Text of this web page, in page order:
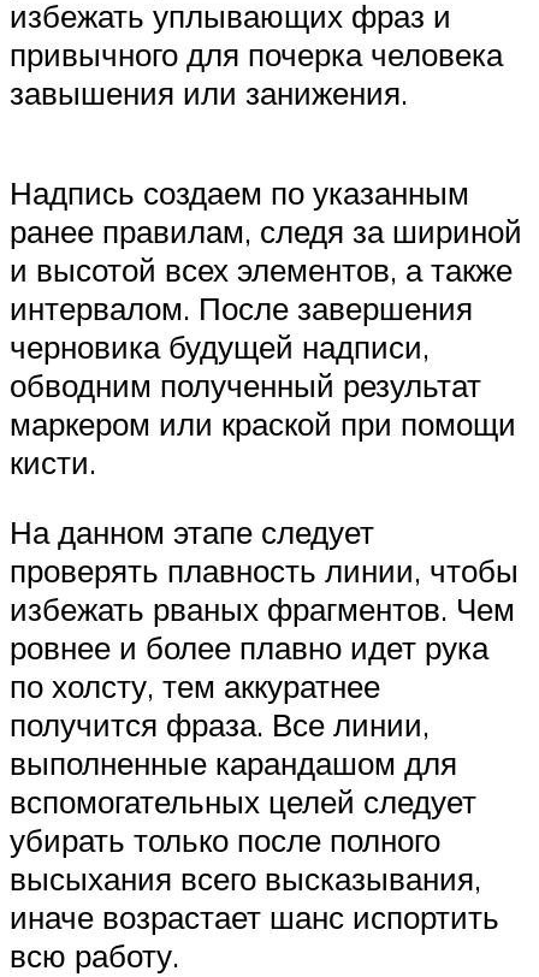
избежать уплывающих фраз и
привычного для почерка человека
завышения или занижения.
Надпись создаем по указанным
ранее правилам, следя за шириной
и высотой всех элементов, а также
интервалом. После завершения
черновика будущей надписи,
обводним полученный результат
маркером или краской при помощи
кисти.
На данном этапе следует
проверять плавность линии, чтобы
избежать рваных фрагментов. Чем
ровнее и более плавно идет рука
по холсту, тем аккуратнее
получится фраза. Все линии,
выполненные карандашом для
вспомогательных целей следует
убирать только после полного
высыхания всего высказывания,
иначе возрастает шанс испортить
всю работу.